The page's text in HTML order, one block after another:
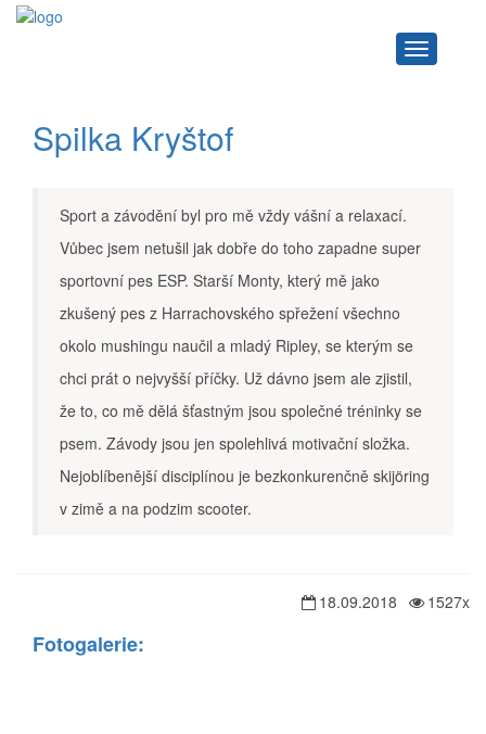
Navigace
Spilka Kryštof
Sport a závodění byl pro mě vždy vášní a relaxací.
Vůbec jsem netušil jak dobře do toho zapadne super
sportovní pes ESP. Starší Monty, který mě jako
zkušený pes z Harrachovského spřežení všechno
okolo mushingu naučil a mladý Ripley, se kterým se
chci prát o nejvyšší příčky. Už dávno jsem ale zjistil,
že to, co mě dělá šťastným jsou společné tréninky se
psem. Závody jsou jen spolehlivá motivační složka.
Nejoblíbenější disciplínou je bezkonkurenčně skijöring
v zimě a na podzim scooter.
18.09.2018 1527x
Fotogalerie: